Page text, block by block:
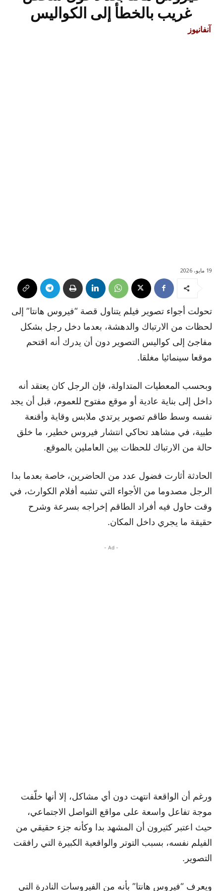
غريب بالخطأ إلى الكواليس
آنفانيوز
19 مايو، 2026
تحولت أجواء تصوير فيلم يتناول قصة “فيروس هانتا” إلى
لحظات من الارتباك والدهشة، بعدما دخل رجل بشكل
مفاجئ إلى كواليس التصوير دون أن يدرك أنه اقتحم
موقعا سينمائيا مغلقا.
وبحسب المعطيات المتداولة، فإن الرجل كان يعتقد أنه
داخل إلى بناية عادية أو موقع مفتوح للعموم، قبل أن يجد
نفسه وسط طاقم تصوير يرتدي ملابس وقاية وأقنعة
طبية، في مشاهد تحاكي انتشار فيروس خطير، ما خلق
حالة من الارتباك للحظات بين العاملين بالموقع.
الحادثة أثارت فضول عدد من الحاضرين، خاصة بعدما بدا
الرجل مصدوما من الأجواء التي تشبه أفلام الكوارث، في
وقت حاول فيه أفراد الطاقم إخراجه بسرعة وشرح
حقيقة ما يجري داخل المكان.
- Ad -
ورغم أن الواقعة انتهت دون أي مشاكل، إلا أنها خلّفت
موجة تفاعل واسعة على مواقع التواصل الاجتماعي،
حيث اعتبر كثيرون أن المشهد بدا وكأنه جزء حقيقي من
الفيلم نفسه، بسبب التوتر والواقعية الكبيرة التي رافقت
التصوير.
ويعرف “فيروس هانتا” بأنه من الفيروسات النادرة التي